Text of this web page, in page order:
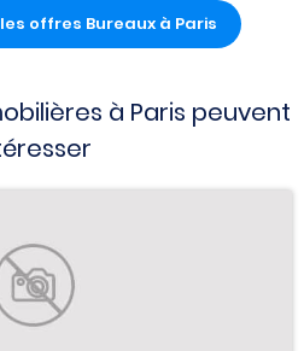
offres Bureaux à Paris
à Paris peuvent